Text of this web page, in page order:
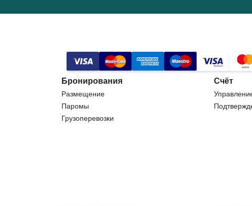
Бронирования
Размещение
Паромы
Грузоперевозки
Счёт